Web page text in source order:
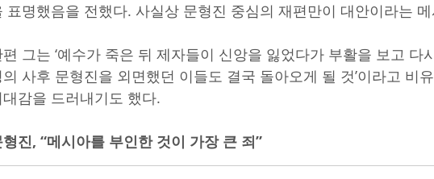
표명했음을 전했다. 사실상 문형진 중심의 재편만이 대안이라는
편 그는 ‘예수가 죽은 뒤 제자들이 신앙을 잃었다가 부활을 보고 다
의 사후 문형진을 외면했던 이들도 결국 돌아오게 될 것’이라고 비
대감을 드러내기도 했다.
형진, “메시아를 부인한 것이 가장 큰 죄”